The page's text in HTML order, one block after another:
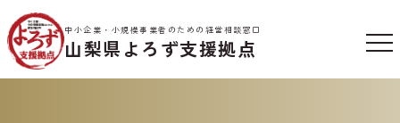
中小企業・小規模事業者のための経営相談窓口
山梨県よろず支援拠点